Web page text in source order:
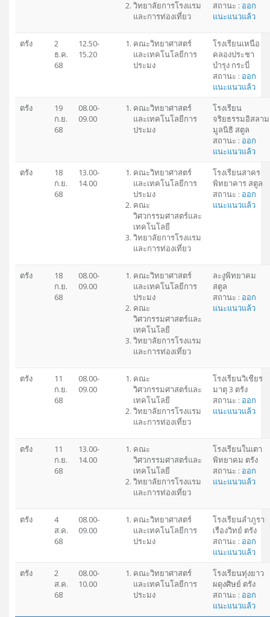
วิทยาลัยการโรงแรม
และการท่องเที่ยว
สถานะ : ออก
แนะแนวแล้ว
ตรัง
2
ธ.ค.
68
12.50-
15.20
คณะวิทยาศาสตร์
และเทคโนโลยีการ
ประมง
โรงเรียนเหนือ
คลองประชา
บำรุง กระบี่
สถานะ : ออก
แนะแนวแล้ว
ตรัง
19
ก.ย.
68
08.00-
09.00
คณะวิทยาศาสตร์
และเทคโนโลยีการ
ประมง
โรงเรียน
จริยธรรมอิสลาม
มูลนิธิ สตูล
สถานะ : ออก
แนะแนวแล้ว
ตรัง
18
ก.ย.
68
13.00-
14.00
คณะวิทยาศาสตร์
และเทคโนโลยีการ
ประมง
คณะ
วิศวกรรมศาสตร์และ
เทคโนโลยี
วิทยาลัยการโรงแรม
และการท่องเที่ยว
โรงเรียนสาคร
พิทยาคาร สตูล
สถานะ : ออก
แนะแนวแล้ว
ตรัง
18
ก.ย.
68
08.00-
09.00
คณะวิทยาศาสตร์
และเทคโนโลยีการ
ประมง
คณะ
วิศวกรรมศาสตร์และ
เทคโนโลยี
วิทยาลัยการโรงแรม
และการท่องเที่ยว
ละงูพิทยาคม
สตูล
สถานะ : ออก
แนะแนวแล้ว
ตรัง
11
ก.ย.
68
08.00-
09.00
คณะ
วิศวกรรมศาสตร์และ
เทคโนโลยี
วิทยาลัยการโรงแรม
และการท่องเที่ยว
โรงเรียนวิเชียร
มาตุ 3 ตรัง
สถานะ : ออก
แนะแนวแล้ว
ตรัง
11
ก.ย.
68
13.00-
14.00
คณะ
วิศวกรรมศาสตร์และ
เทคโนโลยี
วิทยาลัยการโรงแรม
และการท่องเที่ยว
โรงเรียนในเตา
พิทยาคม ตรัง
สถานะ : ออก
แนะแนวแล้ว
ตรัง
4
ส.ค.
68
08.00-
09.00
คณะวิทยาศาสตร์
และเทคโนโลยีการ
ประมง
โรงเรียนลำภูรา
เรืองวิทย์ ตรัง
สถานะ : ออก
แนะแนวแล้ว
ตรัง
2
ส.ค.
68
08.00-
10.00
คณะวิทยาศาสตร์
และเทคโนโลยีการ
ประมง
โรงเรียนทุ่งยาว
ผดุงศิษย์ ตรัง
สถานะ : ออก
แนะแนวแล้ว